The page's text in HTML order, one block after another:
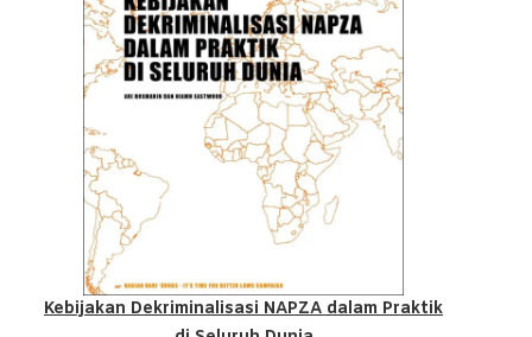
Kebijakan Dekriminalisasi NAPZA dalam Praktik